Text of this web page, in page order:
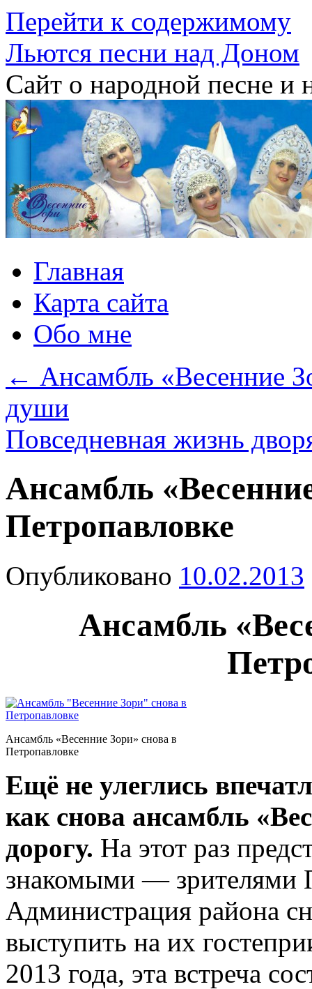
Перейти к содержимому
Льются песни над Доном
Сайт о народной песне и
Главная
Карта сайта
Обо мне
← Ансамбль «Весенние
души
Повседневная жизнь
Ансамбль
Петропавловке
Опубликовано 10.02.2013
Ансамбль
Ансамбль «Весенние Зори» снова в
Петропавловке
Ещё не улеглись
как снова ансамбль
дорогу. На этот раз
знакомыми — зрителями
Администрация района
выступить на их
2013 года, эта встреча